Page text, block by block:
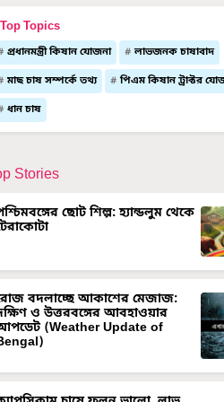
Topics
প্রধানমন্ত্রী কিষান যোজনা লাভজনক চাষাবাদ
মাছ চাষ সম্পর্কে তথ্য পিএম কিষান ট্রাক্টর
ধান চাষ
Stories
ছোট শিল্প: হ্যান্ডলুম থেকে
বদলাচ্ছে আকাশের মেজাজ:
ও উত্তরবঙ্গের আবহাওয়ার
(Weather Update of